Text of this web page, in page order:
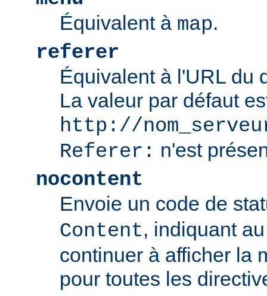
Équivalent à map.
referer
Équivalent à l'URL du
La valeur par défaut
http://
Referer: n'est
nocontent
Envoie un code de
Content, indiquant
continuer à afficher la
pour toutes les